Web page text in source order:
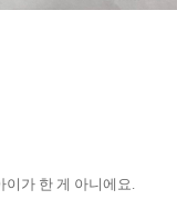
이가 한 게 아니에요.